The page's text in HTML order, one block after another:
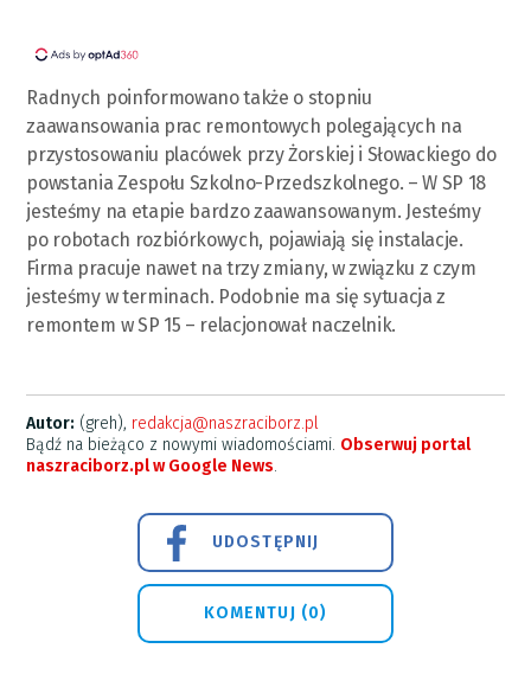
Radnych poinformowano także o stopniu
zaawansowania prac remontowych polegających na
przystosowaniu placówek przy Żorskiej i Słowackiego do
powstania Zespołu Szkolno-Przedszkolnego. – W SP 18
jesteśmy na etapie bardzo zaawansowanym. Jesteśmy
po robotach rozbiórkowych, pojawiają się instalacje.
Firma pracuje nawet na trzy zmiany, w związku z czym
jesteśmy w terminach. Podobnie ma się sytuacja z
remontem w SP 15 – relacjonował naczelnik.
Autor: (greh), redakcja@naszraciborz.pl
Bądź na bieżąco z nowymi wiadomościami. Obserwuj portal
naszraciborz.pl w Google News.
UDOSTĘPNIJ
KOMENTUJ (0)